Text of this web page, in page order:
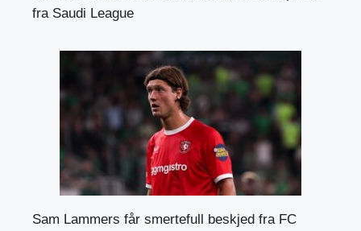
fra Saudi League
Sam Lammers får smertefull beskjed fra FC